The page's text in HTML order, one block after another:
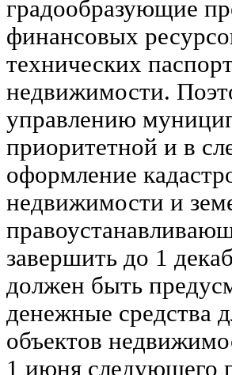
градообразующие
финансовых
технических
недвижимости.
управлению
приоритетной и в
оформление
недвижимости и
завершить до 1
должен быть
денежные средства
объектов
1 июня следующего